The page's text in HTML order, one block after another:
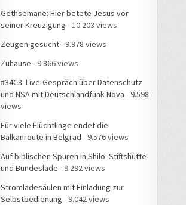
Gethsemane: Hier betete Jesus vor
seiner Kreuzigung - 10.203 views
Zeugen gesucht- 9.978 views
Zuhause - 9.866 views
#34C3: Live-Gespräch über Datenschutz
und NSA mit Deutschlandfunk Nova - 9.598
views
Für viele Flüchtlinge endet die
Balkanroute in Belgrad - 9.576 views
Auf biblischen Spuren in Shilo: Stiftshütte
und Bundeslade - 9.292 views
Stromladesäulen mit Einladung zur
Selbstbedienung - 9.042 views